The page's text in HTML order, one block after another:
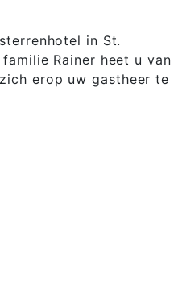
in St.
Rainer heet u van
erop uw gastheer te